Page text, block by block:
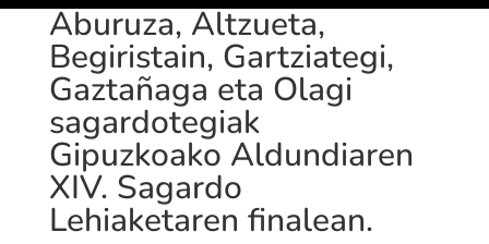
Aburuza, Altzueta,
Begiristain, Gartziategi,
Gaztañaga eta Olagi
sagardotegiak
Gipuzkoako Aldundiaren
XIV. Sagardo
Lehiaketaren finalean.